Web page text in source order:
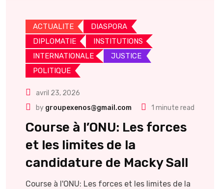
ACTUALITE
DIASPORA
DIPLOMATIE
INSTITUTIONS
INTERNATIONALE
JUSTICE
POLITIQUE
avril 23, 2026
by groupexenos@gmail.com 1 minute read
Course à l’ONU: Les forces
et les limites de la
candidature de Macky Sall
Course à l'ONU: Les forces et les limites de la